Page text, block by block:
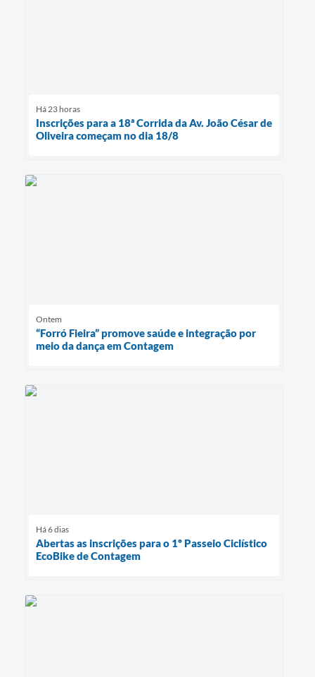
Há 23 horas
Inscrições para a 18ª Corrida da Av. João César de
Oliveira começam no dia 18/8
Ontem
“Forró Fieira” promove saúde e integração por
meio da dança em Contagem
Há 6 dias
Abertas as inscrições para o 1º Passeio Ciclístico
EcoBike de Contagem